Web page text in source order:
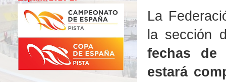
La
la sección
fechas de
estará